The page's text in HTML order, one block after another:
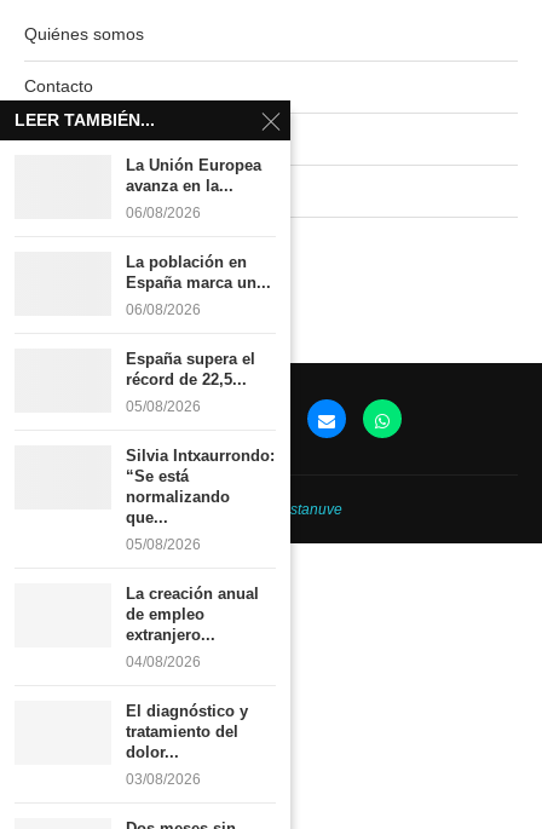
Quiénes somos
Contacto
Newsletter
Publicidad tarifas
Revistanuve
LEER TAMBIÉN...
La Unión Europea
avanza en la...
06/08/2026
La población en
España marca un...
06/08/2026
España supera el
récord de 22,5...
05/08/2026
Silvia Intxaurrondo:
“Se está
normalizando
que...
05/08/2026
La creación anual
de empleo
extranjero...
04/08/2026
El diagnóstico y
tratamiento del
dolor...
03/08/2026